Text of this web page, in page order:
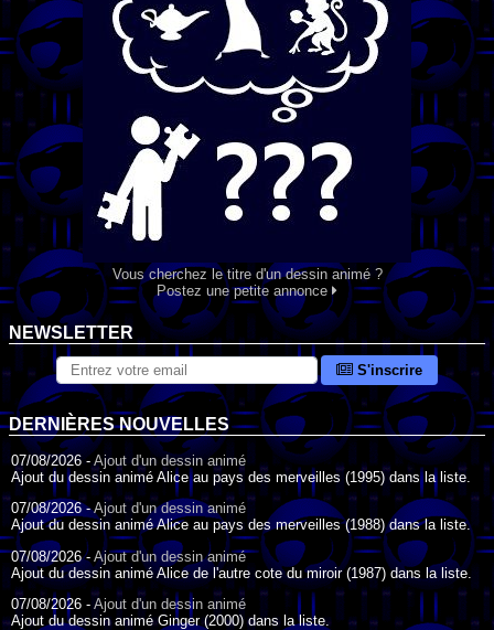
Vous cherchez le titre d'un dessin animé ?
Postez une petite annonce
NEWSLETTER
S'inscrire
DERNIÈRES NOUVELLES
07/08/2026 - Ajout d'un dessin animé
Ajout du dessin animé Alice au pays des merveilles (1995) dans la liste.
07/08/2026 -Ajout d'un dessin animé
Ajout du dessin animé Alice au pays des merveilles (1988) dans la liste.
07/08/2026 - Ajout d'un dessin animé
Ajout du dessin animé Alice de l'autre cote du miroir (1987) dans la liste.
07/08/2026 - Ajout d'un dessin animé
Ajout du dessin animé Ginger (2000) dans la liste.